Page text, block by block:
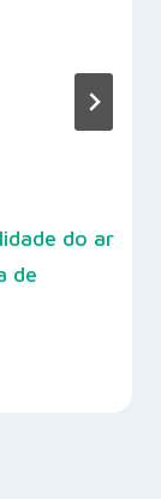
do ar
de